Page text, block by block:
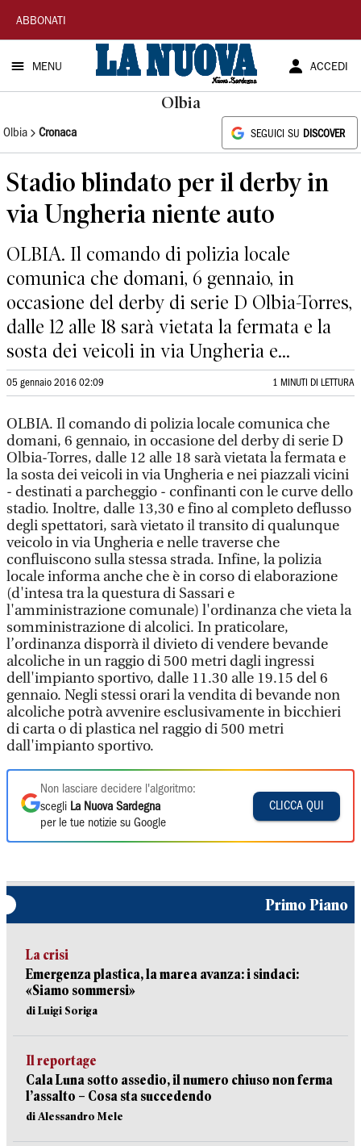
La
Nuova
Sardegna
ABBONATI
MENU ACCEDI
Olbia
Olbia Cronaca SEGUICI SU DISCOVER
Stadio blindato per il derby in
via Ungheria niente auto
OLBIA. Il comando di polizia locale
comunica che domani, 6 gennaio, in
occasione del derby di serie D Olbia-Torres,
dalle 12 alle 18 sarà vietata la fermata e la
sosta dei veicoli in via Ungheria e...
05 gennaio 2016 02:09 1 MINUTI DI LETTURA
OLBIA. Il comando di polizia locale comunica che
domani, 6 gennaio, in occasione del derby di serie D
Olbia-Torres, dalle 12 alle 18 sarà vietata la fermata e
la sosta dei veicoli in via Ungheria e nei piazzali vicini
- destinati a parcheggio - confinanti con le curve dello
stadio. Inoltre, dalle 13,30 e fino al completo deflusso
degli spettatori, sarà vietato il transito di qualunque
veicolo in via Ungheria e nelle traverse che
confluiscono sulla stessa strada. Infine, la polizia
locale informa anche che è in corso di elaborazione
(d'intesa tra la questura di Sassari e
l'amministrazione comunale) l'ordinanza che vieta la
somministrazione di alcolici. In praticolare,
l’ordinanza disporrà il divieto di vendere bevande
alcoliche in un raggio di 500 metri dagli ingressi
dell'impianto sportivo, dalle 11.30 alle 19.15 del 6
gennaio. Negli stessi orari la vendita di bevande non
alcoliche potrà avvenire esclusivamente in bicchieri
di carta o di plastica nel raggio di 500 metri
dall'impianto sportivo.
Non lasciare decidere l'algoritmo:
scegli La Nuova Sardegna
per le tue notizie su Google
CLICCA QUI
Primo Piano
La crisi
Emergenza plastica, la marea avanza: i sindaci:
«Siamo sommersi»
di Luigi Soriga
Il reportage
Cala Luna sotto assedio, il numero chiuso non ferma
l’assalto – Cosa sta succedendo
di Alessandro Mele